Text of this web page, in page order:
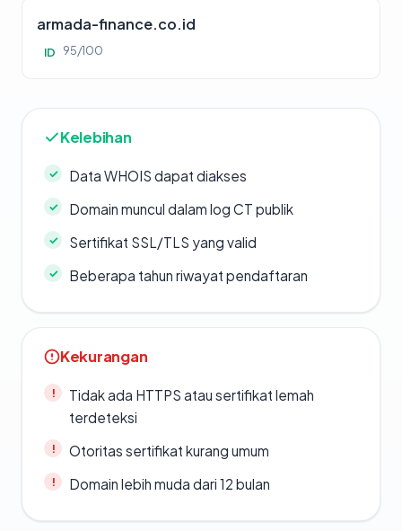
armada-finance.co.id
ID 95/100
Kelebihan
Data WHOIS dapat diakses
Domain muncul dalam log CT publik
Sertifikat SSL/TLS yang valid
Beberapa tahun riwayat pendaftaran
Kekurangan
Tidak ada HTTPS atau sertifikat lemah
terdeteksi
Otoritas sertifikat kurang umum
Domain lebih muda dari 12 bulan